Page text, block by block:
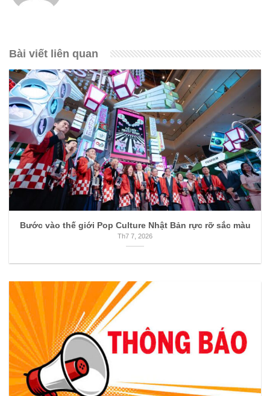
Bài viết liên quan
Bước vào thế giới Pop Culture Nhật Bản rực rỡ sắc màu
Th7 7, 2026